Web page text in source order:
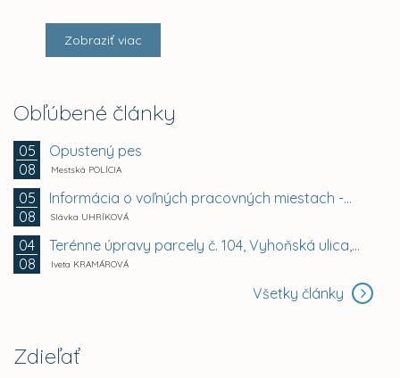
Zobraziť viac
Obľúbené články
05
08
Opustený pes
Mestská POLÍCIA
05
08
Informácia o voľných pracovných miestach -...
Slávka UHRÍKOVÁ
04
08
Terénne úpravy parcely č. 104, Vyhoňská ulica,...
Iveta KRAMÁROVÁ
Všetky články
Zdieľať